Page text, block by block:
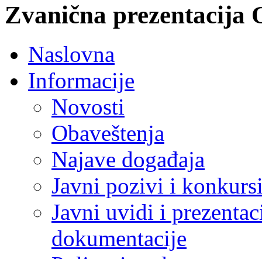
Zvanična prezentacija
Naslovna
Informacije
Novosti
Obaveštenja
Najave događaja
Javni pozivi i
Javni uvidi i
dokumentacije